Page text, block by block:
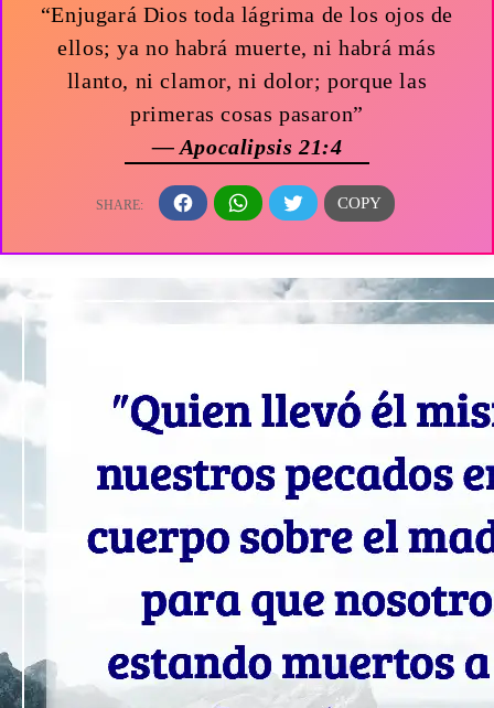
“Enjugará Dios toda lágrima de los ojos de
ellos; ya no habrá muerte, ni habrá más
llanto, ni clamor, ni dolor; porque las
primeras cosas pasaron”
— Apocalipsis 21:4